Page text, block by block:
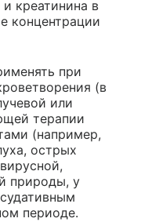
креатинина в
концентрации
при
(в
или
терапии
(например,
острых
природы, у
периоде.